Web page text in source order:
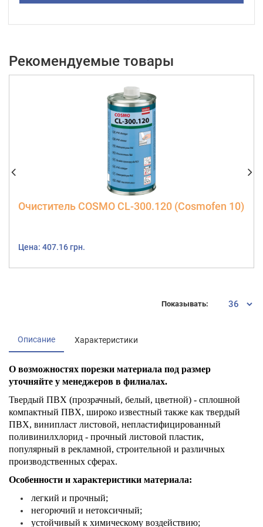
Рекомендуемые товары
Очиститель COSMO CL-300.120 (Cosmofen 10)
Цена: 407.16 грн.
Показывать:
Описание Характеристики
О возможностях порезки материала под размер
уточняйте у менеджеров в филиалах.
Твердый ПВХ (прозрачный, белый, цветной) - сплошной
компактный ПВХ, широко известный также как твердый
ПВХ, винипласт листовой, непластифицированный
поливинилхлорид - прочный листовой пластик,
популярный в рекламной, строительной и различных
производственных сферах.
Особенности и характеристики материала:
легкий и прочный;
негорючий и нетоксичный;
устойчивый к химическому воздействию;